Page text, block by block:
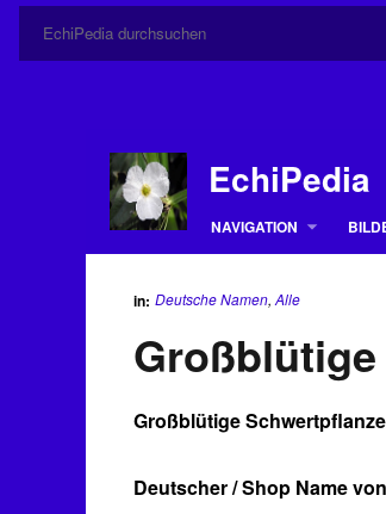
EchiPedia
NAVIGATION
in: Deutsche Namen, Alle
Großblütige Schwertpflanze
Deutscher / Shop Name